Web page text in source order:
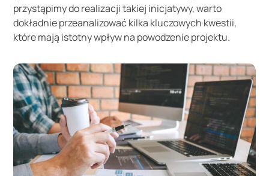
przystąpimy do realizacji takiej inicjatywy, warto
dokładnie przeanalizować kilka kluczowych kwestii,
które mają istotny wpływ na powodzenie projektu.